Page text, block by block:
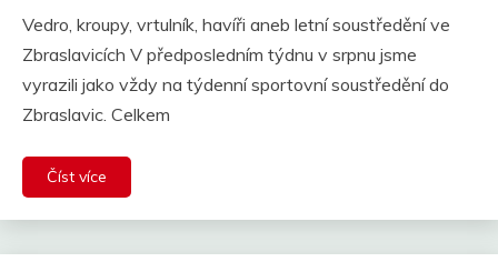
Vedro, kroupy, vrtulník, havíři aneb letní soustředění ve
Zbraslavicích V předposledním týdnu v srpnu jsme
vyrazili jako vždy na týdenní sportovní soustředění do
Zbraslavic. Celkem
Číst více